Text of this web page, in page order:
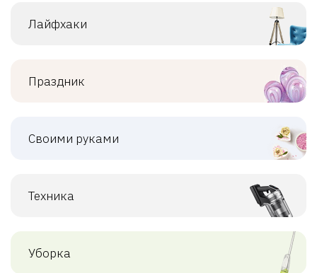
Лайфхаки
Праздник
Своими руками
Техника
Уборка